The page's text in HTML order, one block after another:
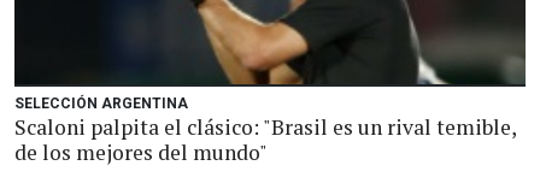
SELECCIÓN ARGENTINA
Scaloni palpita el clásico: "Brasil es un rival temible,
de los mejores del mundo"